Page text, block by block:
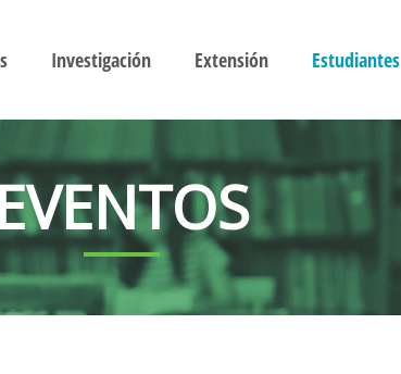
Investigación Extensión Estudiantes